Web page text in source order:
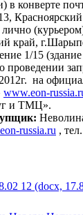
конверте
край,
1/15
проведении
. на
www.eon-russia.
и ТМЦ».
eon-russia.ru ,
12 (docx,